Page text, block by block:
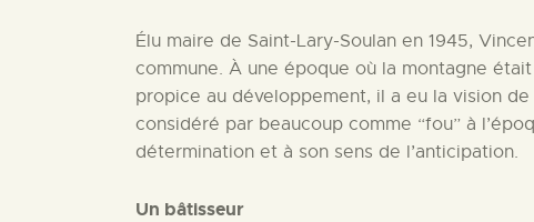
Élu maire de Saint-Lary-Soulan en 1945,
commune. À une époque où la montagne
propice au développement, il a eu la vision
considéré par beaucoup comme “fou” à
détermination et à son sens de l’anticipation.
Un bâtisseur